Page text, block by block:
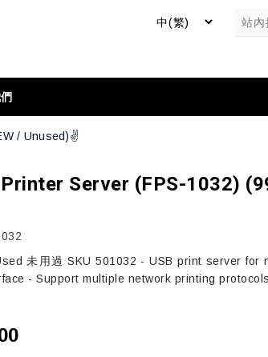
/ Unused)✌️
Server (FPS-1032)
未用過 SKU 501032 - USB print server
- Support multiple network printing